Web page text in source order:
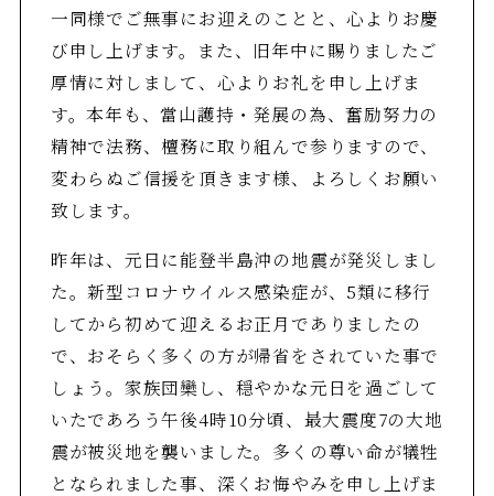
一同様でご無事にお迎えのことと、心よりお慶
び申し上げます。また、旧年中に賜りましたご
厚情に対しまして、心よりお礼を申し上げま
す。本年も、當山護持・発展の為、奮励努力の
精神で法務、檀務に取り組んで参りますので、
変わらぬご信援を頂きます様、よろしくお願い
致します。
昨年は、元日に能登半島沖の地震が発災しまし
た。新型コロナウイルス感染症が、5類に移行
してから初めて迎えるお正月でありましたの
で、おそらく多くの方が帰省をされていた事で
しょう。家族団欒し、穏やかな元日を過ごして
いたであろう午後4時10分頃、最大震度7の大地
震が被災地を襲いました。多くの尊い命が犠牲
となられました事、深くお悔やみを申し上げま